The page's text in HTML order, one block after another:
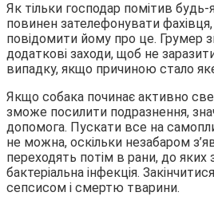
Як тільки господар помітив будь-
повинен зателефонувати
повідомити йому про це. Грумер
додаткові заходи, щоб не
випадку, якщо причиною стало
Якщо собака починає активно
зможе посилити подразнення,
допомога. Пускати все на
не можна, оскільки незабаром
переходять потім в рани, до яких
бактеріальна інфекція.
сепсисом і смертю тварини.